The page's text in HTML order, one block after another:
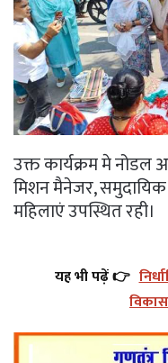
उक्त कार्यक्रम मे नोडल
मिशन मैनेजर,
महिलाएं उपस्थित रही।
यह भी पढ़ें 👉